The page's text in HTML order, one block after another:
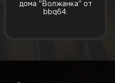
дома "Волжанка" от
bbq64.